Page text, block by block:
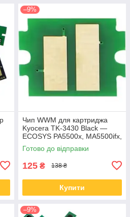
–9%
Чип WWM для картриджа
Kyocera TK-3430 Black —
ECOSYS PA5500x, MA5500ifx,
25 000 сторінок (JYD-
TK3430)
Готово до відправки
125 ₴ 138 ₴
Купити
–9%